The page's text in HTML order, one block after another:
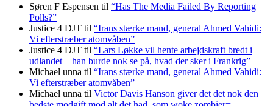
Søren F Espensen til “Has The Media Failed By Reporting
Polls?”
Justice 4 DJT til “Irans stærke mand, general Ahmed Vahidi:
Vi efterstræber atomvåben”
Justice 4 DJT til “Lars Løkke vil hente arbejdskraft bredt i
udlandet – han burde nok se på, hvad der sker i Frankrig”
Michael unna til “Irans stærke mand, general Ahmed Vahidi:
Vi efterstræber atomvåben”
Michael unna til Victor Davis Hanson giver det det nok den